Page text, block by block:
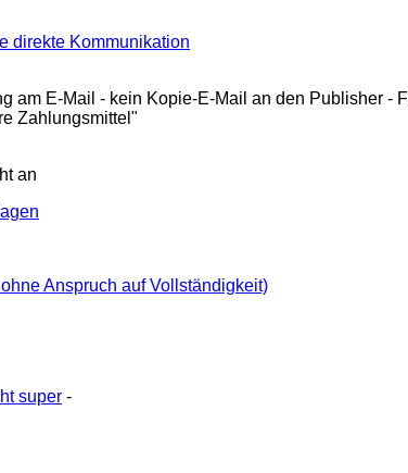
direkte Kommunikation
am E-Mail - kein Kopie-E-Mail an den Publisher -
Zahlungsmittel"
an
Anspruch auf Vollständigkeit)
super -